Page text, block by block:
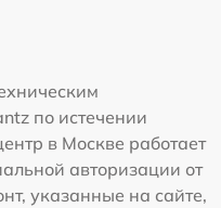
по истечении
в Москве работает
авторизации от
указанные на сайте,